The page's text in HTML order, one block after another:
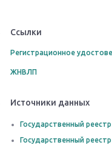
Ссылки
Регистрационное
ЖНВЛП
Источники данных
Государственный
Государственный